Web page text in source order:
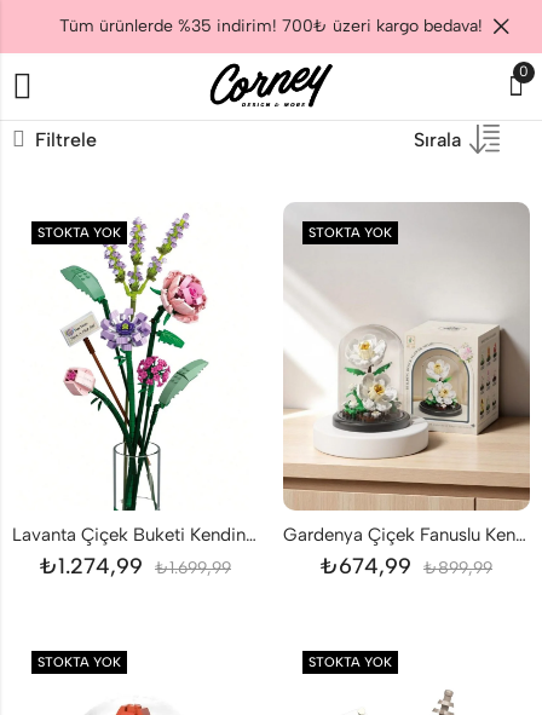
Tüm ürünlerde %35 indirim! 700₺ üzeri kargo bedava!
0
Filtrele Sırala
STOKTA YOK
Lavanta Çiçek Buketi Kendin Yap DIY 534 Parça
₺1.274,99 ₺1.699,99
STOKTA YOK
Gardenya Çiçek Fanuslu Kendin Yap DIY
₺674,99 ₺899,99
STOKTA YOK STOKTA YOK